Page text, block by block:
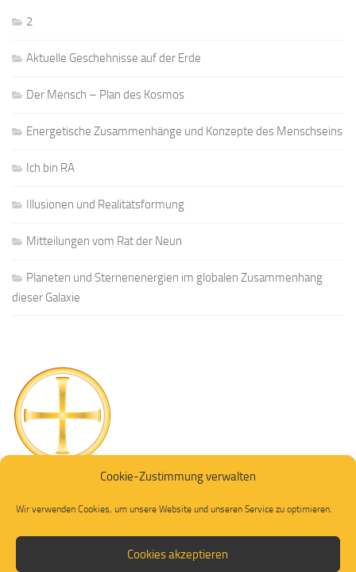
Cookie-Zustimmung verwalten
Wir verwenden Cookies, um unsere Website und unseren Service zu optimieren.
Cookies akzeptieren
2
Aktuelle Geschehnisse auf der Erde
Der Mensch – Plan des Kosmos
Energetische Zusammenhänge und Konzepte des Menschseins
Ich bin RA
Illusionen und Realitätsformung
Mitteilungen vom Rat der Neun
Planeten und Sternenenergien im globalen Zusammenhang
dieser Galaxie